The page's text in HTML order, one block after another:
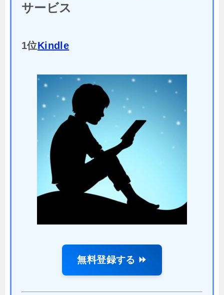
サービス
1位Kindle
無料登録する ⏩